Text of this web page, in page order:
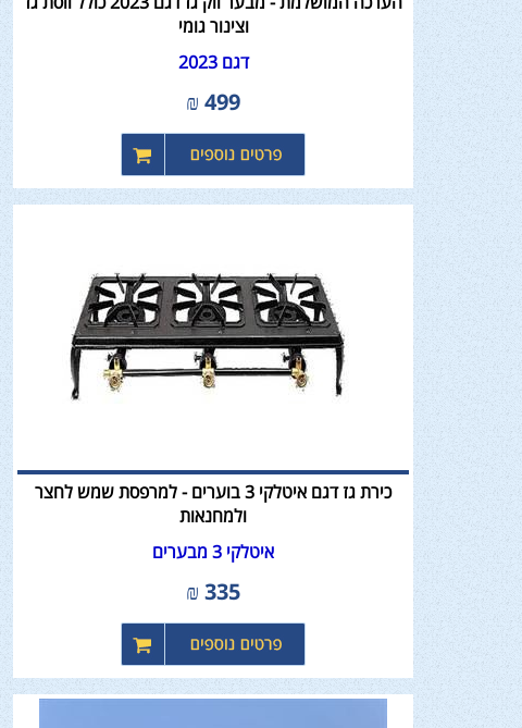
וצינור גומי
דגם 2023
499
₪
כירת גז דגם איטלקי 3 בוערים - למרפסת שמש לחצר
ולמחנאות
איטלקי 3 מבערים
335
₪